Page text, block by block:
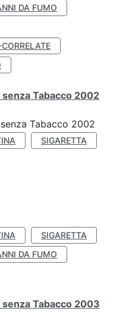
DA FUMO
Tabacco 2002
Tabacco 2002
SIGARETTA
SIGARETTA
DA FUMO
Tabacco 2003